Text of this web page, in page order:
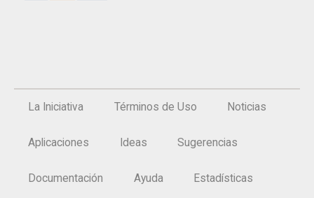
La Iniciativa Términos de Uso Noticias
Aplicaciones Ideas Sugerencias
Documentación Ayuda Estadísticas